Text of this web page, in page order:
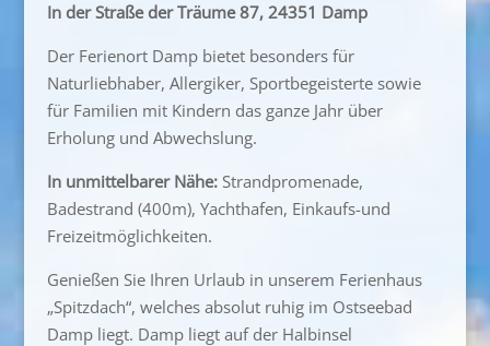
In der Straße der Träume 87, 24351 Damp
Der Ferienort Damp bietet besonders für
Naturliebhaber, Allergiker, Sportbegeisterte sowie
für Familien mit Kindern das ganze Jahr über
Erholung und Abwechslung.
In unmittelbarer Nähe:Strandpromenade,
Badestrand (400m), Yachthafen, Einkaufs-und
Freizeitmöglichkeiten.
Genießen Sie Ihren Urlaub in unserem Ferienhaus
„Spitzdach“, welches absolut ruhig im Ostseebad
Damp liegt. Damp liegt auf der Halbinsel